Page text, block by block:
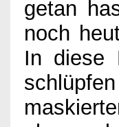
getan
noch
In diese